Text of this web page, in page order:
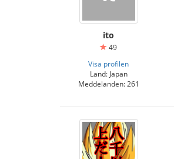
ito
49
Visa profilen
Land: Japan
Meddelanden: 261